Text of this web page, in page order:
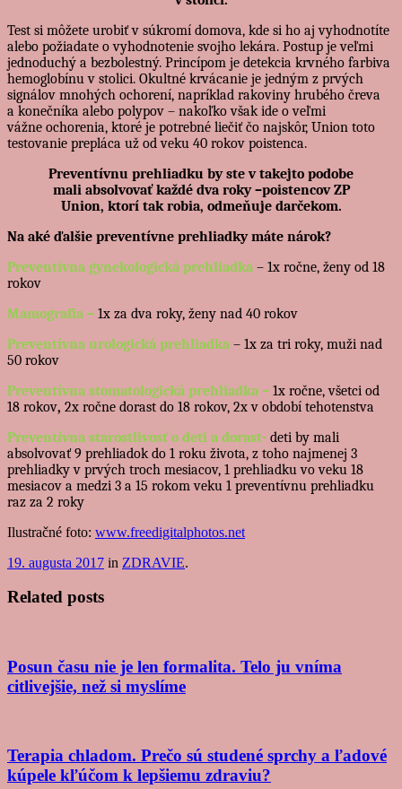
Test si môžete urobiť v súkromí domova, kde si ho aj vyhodnotíte
alebo požiadate o vyhodnotenie svojho lekára. Postup je veľmi
jednoduchý a bezbolestný. Princípom je detekcia krvného farbiva
hemoglobínu v stolici. Okultné krvácanie je jedným z prvých
signálov mnohých ochorení, napríklad rakoviny hrubého čreva
a konečníka alebo polypov – nakoľko však ide o veľmi
vážne ochorenia, ktoré je potrebné liečiť čo najskôr, Union toto
testovanie prepláca už od veku 40 rokov poistenca.
Preventívnu prehliadku by ste v takejto podobe
mali absolvovať každé dva roky –poistencov ZP
Union, ktorí tak robia, odmeňuje darčekom.
Na aké ďalšie preventívne prehliadky máte nárok?
Preventívna gynekologická prehliadka – 1x ročne, ženy od 18
rokov
Mamografia – 1x za dva roky, ženy nad 40 rokov
Preventívna urologická prehliadka – 1x za tri roky, muži nad
50 rokov
Preventívna stomatologická prehliadka – 1x ročne, všetci od
18 rokov, 2x ročne dorast do 18 rokov, 2x v období tehotenstva
Preventívna starostlivosť o deti a dorast- deti by mali
absolvovať 9 prehliadok do 1 roku života, z toho najmenej 3
prehliadky v prvých troch mesiacov, 1 prehliadku vo veku 18
mesiacov a medzi 3 a 15 rokom veku 1 preventívnu prehliadku
raz za 2 roky
Ilustračné foto: www.freedigitalphotos.net
19. augusta 2017 in ZDRAVIE.
Related posts
Posun času nie je len formalita. Telo ju vníma
citlivejšie, než si myslíme
Terapia chladom. Prečo sú studené sprchy a ľadové
kúpele kľúčom k lepšiemu zdraviu?